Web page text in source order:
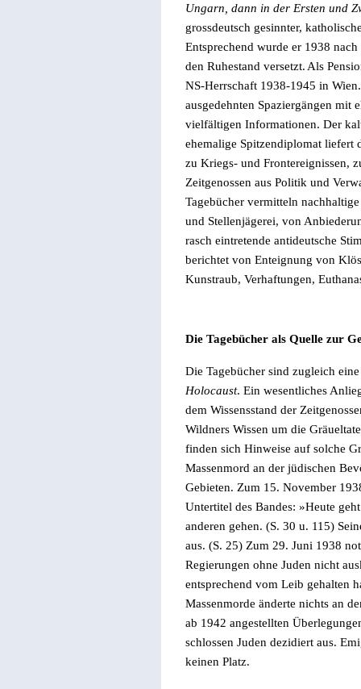
Ungarn, dann in der Ersten und
grossdeutsch gesinnter,
Entsprechend wurde er 1938
den Ruhestand versetzt. Als
NS-Herrschaft 1938-1945 in
ausgedehnten Spaziergängen mit
vielfältigen Informationen. Der
ehemalige Spitzendiplomat liefert
zu Kriegs- und Frontereignissen,
Zeitgenossen aus Politik und
Tagebücher vermitteln
und Stellenjägerei, von
rasch eintretende antideutsche
berichtet von Enteignung von
Kunstraub, Verhaftungen,
Die Tagebücher als Quelle zur
Die Tagebücher sind zugleich
Holocaust. Ein wesentliches
dem Wissensstand der
Wildners Wissen um die
finden sich Hinweise auf solche
Massenmord an der jüdischen
Gebieten. Zum 15. November
Untertitel des Bandes: »Heute
anderen gehen. (S. 30 u. 115)
aus. (S. 25) Zum 29. Juni 1938
Regierungen ohne Juden nicht
entsprechend vom Leib gehalten
Massenmorde änderte nichts an
ab 1942 angestellten
schlossen Juden dezidiert aus.
keinen Platz.